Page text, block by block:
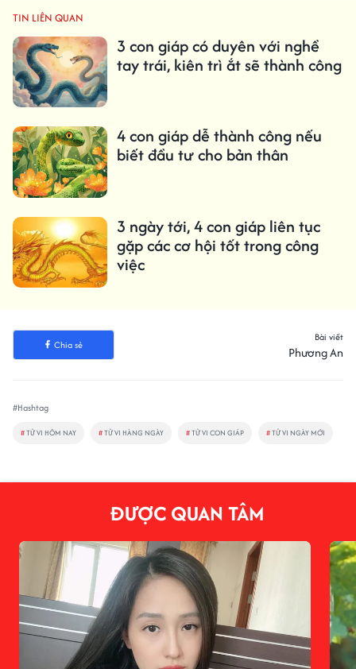
TIN LIÊN QUAN
3 con giáp có duyên với nghề
tay trái, kiên trì ắt sẽ thành công
4 con giáp dễ thành công nếu
biết đầu tư cho bản thân
3 ngày tới, 4 con giáp liên tục
gặp các cơ hội tốt trong công
việc
Chia sẻ
Bài viết
Phương An
#Hashtag
#TỬ VI HÔM NAY #TỬ VI HÀNG NGÀY #TỬ VI CON GIÁP #TỬ VI NGÀY MỚI
ĐƯỢC QUAN TÂM